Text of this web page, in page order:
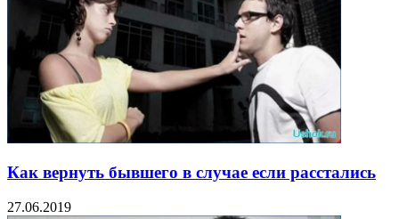
Как вернуть бывшего в случае если расстались
27.06.2019